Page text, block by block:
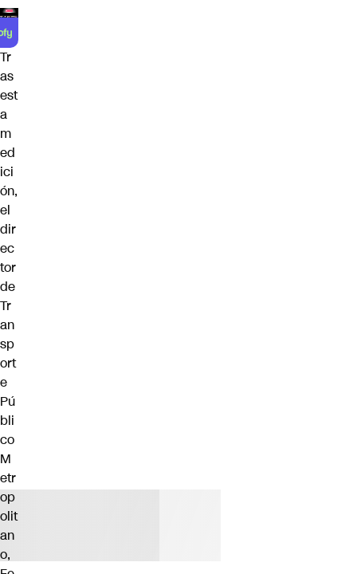
Tr
as
est
a
m
ed
ici
ón,
el
dir
ec
tor
de
Tr
an
sp
ort
e
Pú
bli
co
M
etr
op
olit
an
o,